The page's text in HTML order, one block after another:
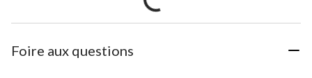
Foire aux questions